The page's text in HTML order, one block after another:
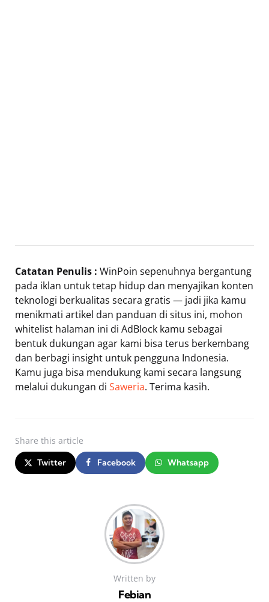
Catatan Penulis : WinPoin sepenuhnya bergantung
pada iklan untuk tetap hidup dan menyajikan konten
teknologi berkualitas secara gratis — jadi jika kamu
menikmati artikel dan panduan di situs ini, mohon
whitelist halaman ini di AdBlock kamu sebagai
bentuk dukungan agar kami bisa terus berkembang
dan berbagi insight untuk pengguna Indonesia.
Kamu juga bisa mendukung kami secara langsung
melalui dukungan di Saweria. Terima kasih.
Share this article
Twitter Facebook Whatsapp
Written by
Febian